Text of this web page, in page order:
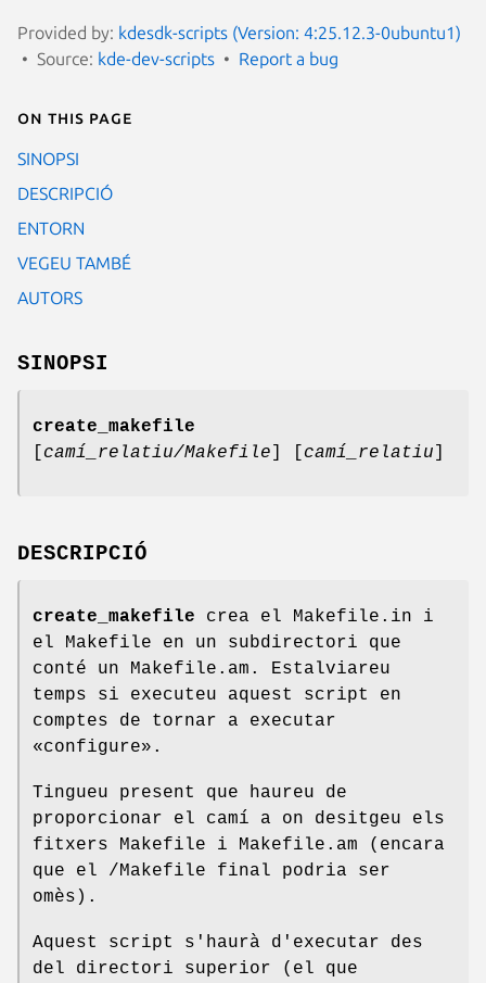
Provided by: kdesdk-scripts (Version: 4:25.12.3-0ubuntu1)
Source: kde-dev-scripts Report a bug
On this page
SINOPSI
DESCRIPCIÓ
ENTORN
VEGEU TAMBÉ
AUTORS
SINOPSI
create_makefile
camí_relatiu/Makefile camí_relatiu
DESCRIPCIÓ
create_makefile crea el Makefile.in i
el Makefile en un subdirectori que
conté un Makefile.am. Estalviareu
temps si executeu aquest script en
comptes de tornar a executar
«configure».
Tingueu present que haureu de
proporcionar el camí a on desitgeu els
fitxers Makefile i Makefile.am (encara
que el /Makefile final podria ser
omès).
Aquest script s'haurà d'executar des
del directori superior (el que